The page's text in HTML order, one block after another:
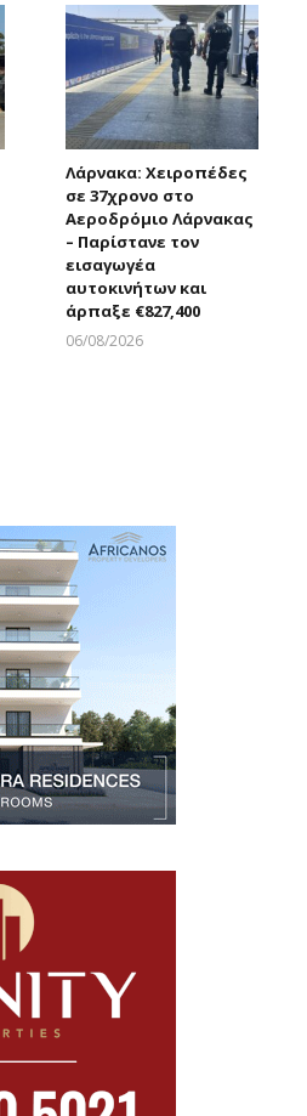
Λάρνακα: Χειροπέδες
σε 37χρονο στο
Αεροδρόμιο Λάρνακας
– Παρίστανε τον
εισαγωγέα
αυτοκινήτων και
άρπαξε €827,400
06/08/2026